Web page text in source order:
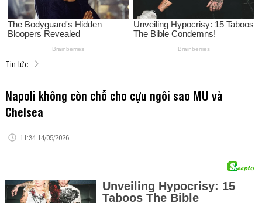
Tin tức
Napoli không còn chỗ cho cựu ngôi sao MU và
Chelsea
11:34 14/05/2026